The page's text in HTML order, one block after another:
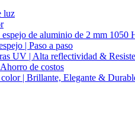
luz
de aluminio de 2 mm 1050
| Paso a paso
UV | Alta reflectividad &
de costos
| Brillante, Elegante &